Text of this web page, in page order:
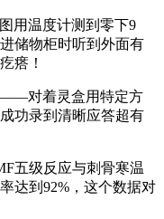
用温度计测到零下9
储物柜时听到外面有
瘩！
对着灵盒用特定方
功录到清晰应答超有
五级反应与刺骨寒温
达到92%，这个数据对